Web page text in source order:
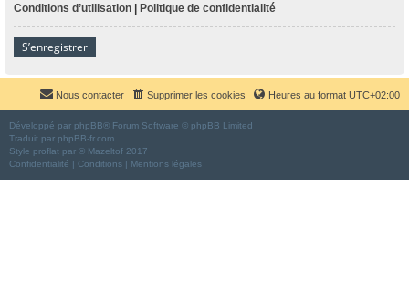
Conditions d’utilisation | Politique de confidentialité
S’enregistrer
Heures au format UTC+02:00
Supprimer les cookies
Nous contacter
Développé par phpBB® Forum Software © phpBB Limited
Traduit par phpBB-fr.com
Style proflat par © Mazeltof 2017
Confidentialité | Conditions | Mentions légales